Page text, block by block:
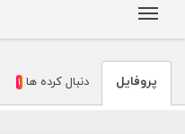
مشاهده پروفايل mehdibarati
پروفايل دنبال کرده ها 1